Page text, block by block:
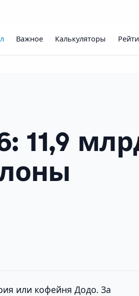
Важное Калькуляторы
11,9
или кофейня Додо. За